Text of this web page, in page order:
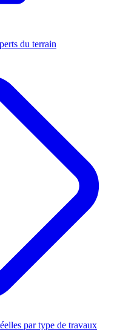
du terrain
par type de travaux